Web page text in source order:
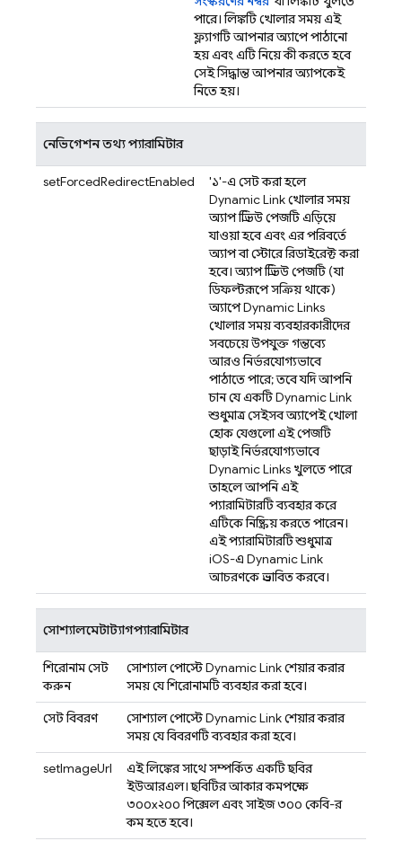
পারে। লিঙ্কটি খোলার সময় এই
ফ্ল্যাগটি আপনার অ্যাপে পাঠানো
হয় এবং এটি নিয়ে কী করতে হবে,
সেই সিদ্ধান্ত আপনার অ্যাপকেই
নিতে হয়।
নেভিগেশন তথ্য প্যারামিটার
setForcedRedirectEnabled
'১'-এ সেট করা হলে,
Dynamic Linkখোলার সময়
অ্যাপ প্রিভিউ পেজটি এড়িয়ে
যাওয়া হবে এবং এর পরিবর্তে
অ্যাপ বা স্টোরে রিডাইরেক্ট করা
হবে। অ্যাপ প্রিভিউ পেজটি (যা
ডিফল্টরূপে সক্রিয় থাকে)
অ্যাপেDynamic Links
খোলার সময় ব্যবহারকারীদের
সবচেয়ে উপযুক্ত গন্তব্যে
আরও নির্ভরযোগ্যভাবে
পাঠাতে পারে; তবে, যদি আপনি
চান যে একটিDynamic Link
শুধুমাত্র সেইসব অ্যাপেই খোলা
হোক যেগুলো এই পেজটি
ছাড়াই নির্ভরযোগ্যভাবে
Dynamic Links খুলতে পারে,
তাহলে আপনি এই
প্যারামিটারটি ব্যবহার করে
এটিকে নিষ্ক্রিয় করতে পারেন।
এই প্যারামিটারটি শুধুমাত্র
iOS-এ Dynamic Link
আচরণকে প্রভাবিত করবে।
সোশ্যালমেটাট্যাগপ্যারামিটার
শিরোনাম সেট
করুন
সোশ্যাল পোস্টেDynamic Linkশেয়ার করার
সময় যে শিরোনামটি ব্যবহার করা হবে।
সেট বিবরণ
সোশ্যাল পোস্টেDynamic Linkশেয়ার করার
সময় যে বিবরণটি ব্যবহার করা হবে।
setImageUrl
এই লিঙ্কের সাথে সম্পর্কিত একটি ছবির
ইউআরএল। ছবিটির আকার কমপক্ষে
৩০০x২০০ পিক্সেল এবং সাইজ ৩০০ কেবি-র
কম হতে হবে।